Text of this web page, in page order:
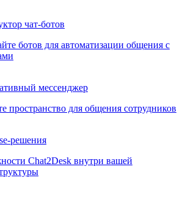
чат-ботов
ботов для автоматизации общения с
мессенджер
пространство для общения сотрудников
решения
Chat2Desk внутри вашей